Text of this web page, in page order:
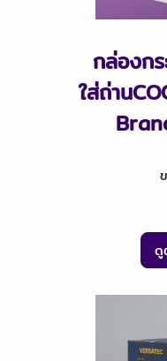
กล่องก
ใส่ถ่าน
ดู